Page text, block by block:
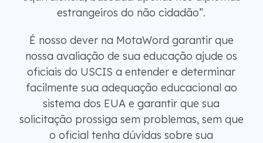
estrangeiros do não cidadão”.
É nosso dever na MotaWord garantir que
nossa avaliação de sua educação ajude os
oficiais do USCIS a entender e determinar
facilmente sua adequação educacional ao
sistema dos EUA e garantir que sua
solicitação prossiga sem problemas, sem que
o oficial tenha dúvidas sobre sua